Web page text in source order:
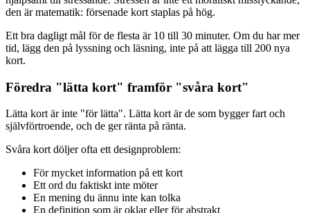
den är matematik: försenade kort staplas på hög.
Ett bra dagligt mål för de flesta är 10 till 30 minuter. Om du har mer
tid, lägg den på lyssning och läsning, inte på att lägga till 200 nya
kort.
Föredra "lätta kort" framför "svåra kort"
Lätta kort är inte "för lätta". Lätta kort är de som bygger fart och
självförtroende, och de ger ränta på ränta.
Svåra kort döljer ofta ett designproblem:
För mycket information på ett kort
Ett ord du faktiskt inte möter
En mening du ännu inte kan tolka
En definition som är oklar eller för abstrakt